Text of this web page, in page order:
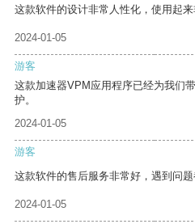
这款软件的设计非常人性化，使用起来
2024-01-05
游客
这款加速器VPM应用程序已经为我们
护。
2024-01-05
游客
这款软件的售后服务非常好，遇到问题
2024-01-05